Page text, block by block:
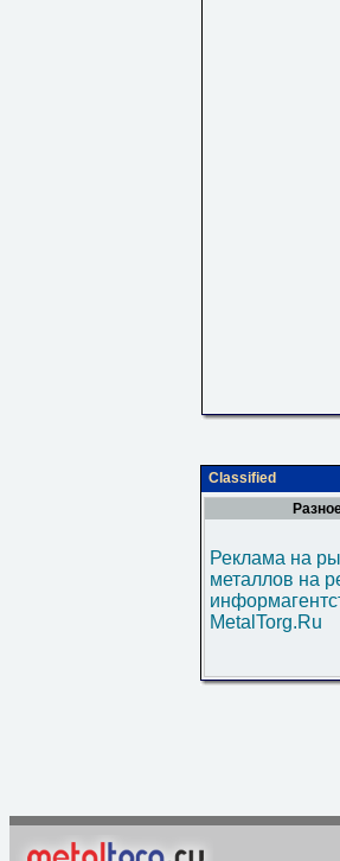
Classified
Реклама на
металлов на
MetalTorg.Ru